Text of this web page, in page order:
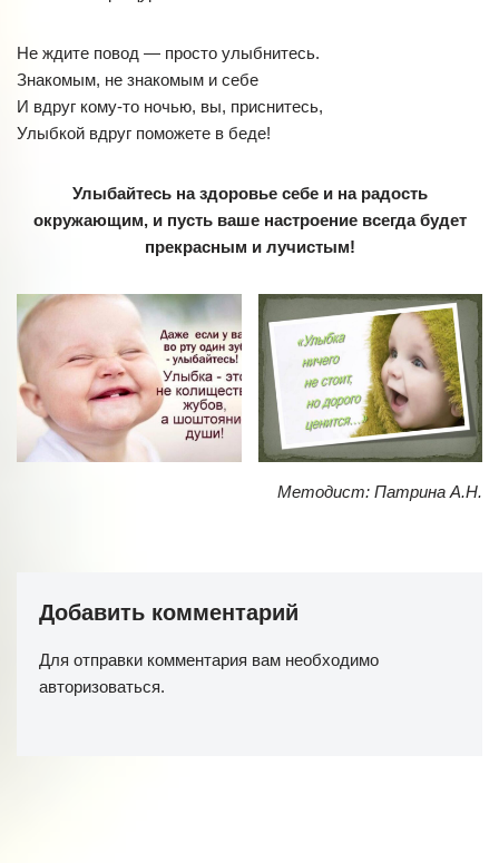
Не ждите повод — просто улыбнитесь.
Знакомым, не знакомым и себе
И вдруг кому-то ночью, вы, приснитесь,
Улыбкой вдруг поможете в беде!
Улыбайтесь на здоровье себе и на радость
окружающим, и пусть ваше настроение всегда будет
прекрасным и лучистым!
Методист: Патрина А.Н.
Добавить комментарий
Для отправки комментария вам необходимо
авторизоваться.